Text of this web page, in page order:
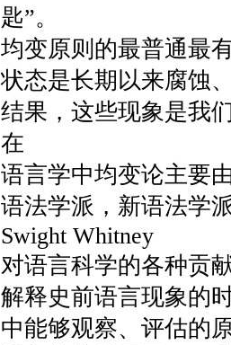
匙”。
均变原则的最普通最
状态是长期以来腐蚀
结果，这些现象是我
在
语言学中均变论主要
语法学派，新语法学
Swight Whitney
对语言科学的各种贡
解释史前语言现象的
中能够观察、评估的